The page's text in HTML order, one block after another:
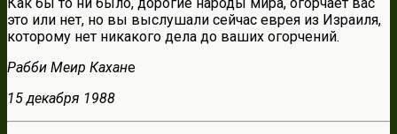
Как бы то ни было, дорогие народы мира, огорчает вас
это или нет, но вы выслушали сейчас еврея из Израиля,
которому нет никакого дела до ваших огорчений.
Рабби Меир Кахане
15 декабря 1988